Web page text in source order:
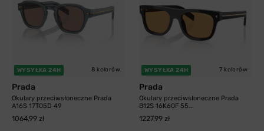
WYSYŁKA 24H 8 kolorów
Prada
Okulary przeciwsłoneczne Prada
A16S 17T05D 49
1064,99 zł
WYSYŁKA 24H 7 kolorów
Prada
Okulary przeciwsłoneczne Prada
B12S 16K60F 55...
1227,99 zł